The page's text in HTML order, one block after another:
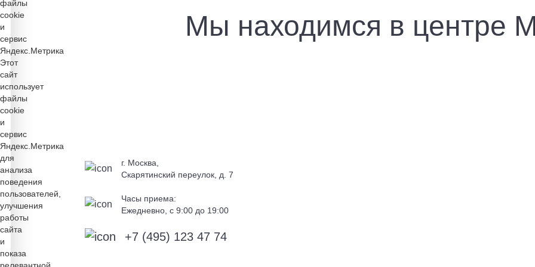
Мы находимся в центре
г. Москва,
Скарятинский переулок, д. 7
Часы приема:
Ежедневно, c 9:00 до 19:00
+7 (495) 123 47 74
файлы
cookie
и
сервис
Яндекс.Метрика
Этот
сайт
использует
файлы
cookie
и
сервис
Яндекс.Метрика
для
анализа
поведения
пользователей,
улучшения
работы
сайта
и
показа